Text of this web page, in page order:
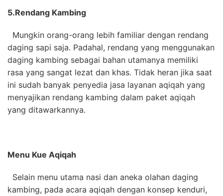
5.Rendang Kambing
Mungkin orang-orang lebih familiar dengan rendang
daging sapi saja. Padahal, rendang yang menggunakan
daging kambing sebagai bahan utamanya memiliki
rasa yang sangat lezat dan khas. Tidak heran jika saat
ini sudah banyak penyedia jasa layanan aqiqah yang
menyajikan rendang kambing dalam paket aqiqah
yang ditawarkannya.
Menu Kue Aqiqah
Selain menu utama nasi dan aneka olahan daging
kambing, pada acara aqiqah dengan konsep kenduri,